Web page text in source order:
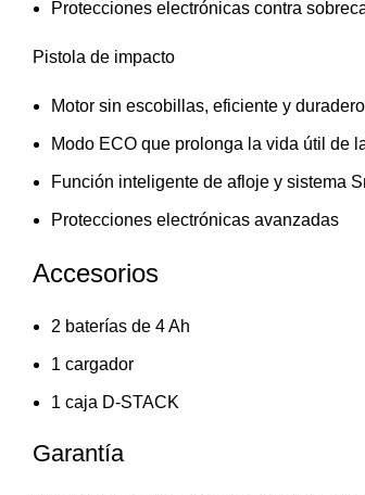
Protecciones electrónicas contra
Pistola de impacto
Motor sin escobillas, eficiente y duradero
Modo ECO que prolonga la vida útil de
Función inteligente de afloje y sistema
Protecciones electrónicas avanzadas
Accesorios
2 baterías de 4 Ah
1 cargador
1 caja D-STACK
Garantía